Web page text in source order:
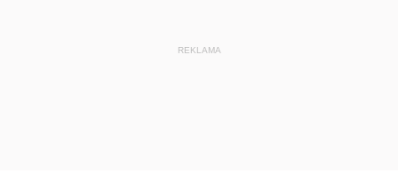
REKLAMA